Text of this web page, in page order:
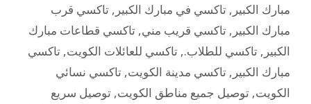
مبارك الكبير , تاكسي في مبارك الكبير , تاكسي قرب
مبارك الكبير , تاكسي قريب مني, تاكسي قطاعات مبارك
الكبير , تاكسي للطلاب., تاكسي للعائلات الكويت, تاكسي
مبارك الكبير , تاكسي مدينة الكويت, تاكسي نسائي
الكويت, توصيل جميع مناطق الكويت, توصيل سريع